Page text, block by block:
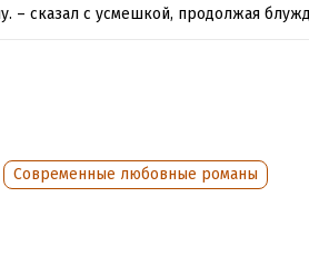
– сказал с усмешкой, продолжая
готов и может мне помочь.
И я в полной мере понимаю, каково
моя душа. Ему нужно моё тело.
Современные любовные романы